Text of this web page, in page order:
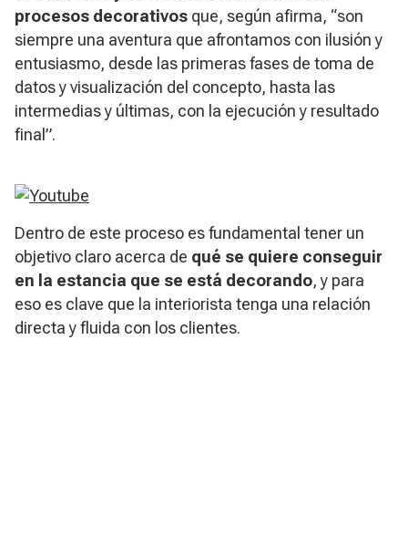
procesos decorativos que, según afirma, “son
siempre una aventura que afrontamos con ilusión y
entusiasmo, desde las primeras fases de toma de
datos y visualización del concepto, hasta las
intermedias y últimas, con la ejecución y resultado
final”.
Dentro de este proceso es fundamental tener un
objetivo claro acerca de qué se quiere conseguir
en la estancia que se está decorando, y para
eso es clave que la interiorista tenga una relación
directa y fluida con los clientes.